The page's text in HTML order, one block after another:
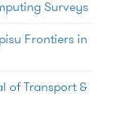
Surveys
Frontiers in
of Transport &